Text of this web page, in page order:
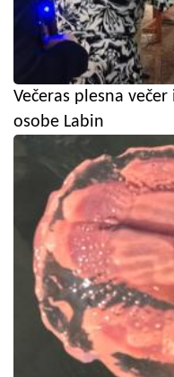
Večeras plesna
osobe Labin